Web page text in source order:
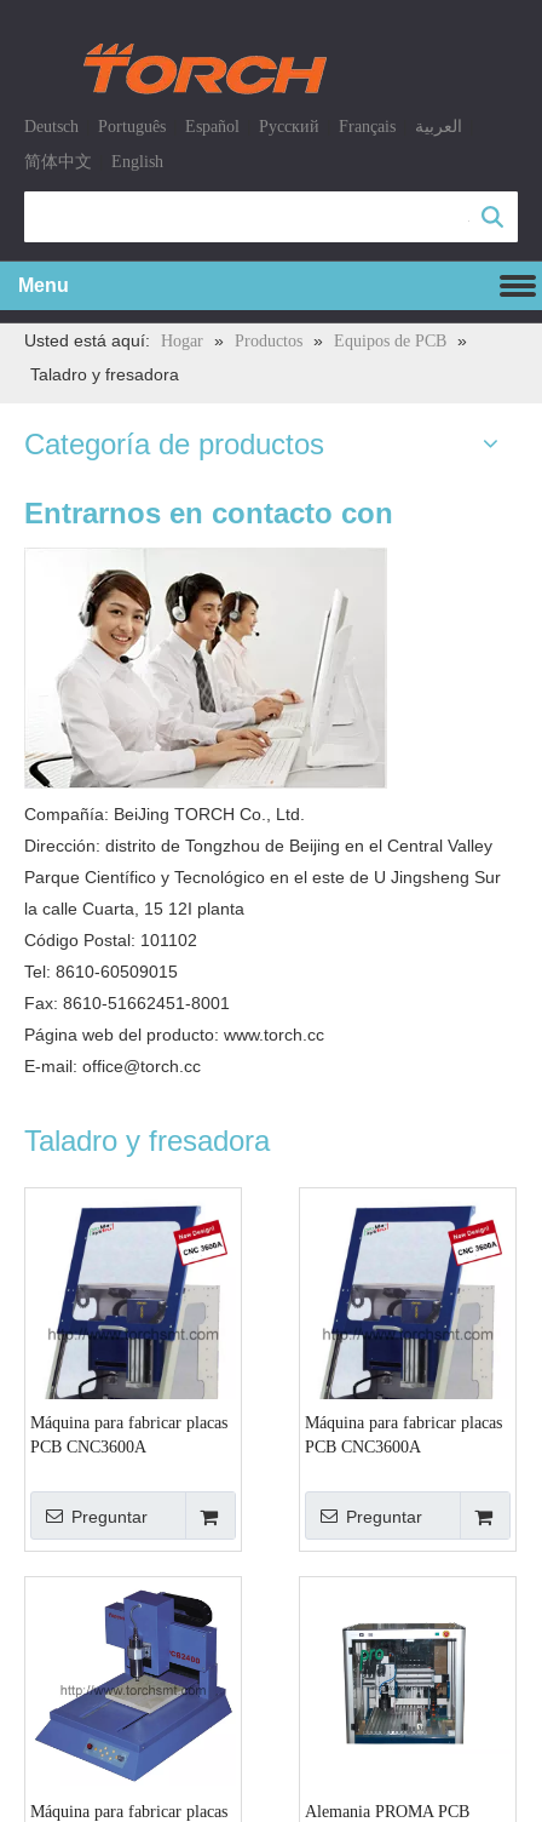
Deutsch Português Español Pусский Français العربية
简体中文 English
Menu
Usted está aquí: Hogar » Productos » Equipos de PCB »
Taladro y fresadora
Categoría de productos
Entrarnos en contacto con
Compañía: BeiJing TORCH Co., Ltd.
Dirección: distrito de Tongzhou de Beijing en el Central Valley
Parque Científico y Tecnológico en el este de U Jingsheng Sur
la calle Cuarta, 15 12I planta
Código Postal: 101102
Tel: 8610-60509015
Fax: 8610-51662451-8001
Página web del producto: www.torch.cc
E-mail: office@torch.cc
Taladro y fresadora
Máquina para fabricar placas
PCB CNC3600A
Preguntar
Máquina para fabricar placas
PCB CNC3600A
Preguntar
Máquina para fabricar placas
Alemania PROMA PCB